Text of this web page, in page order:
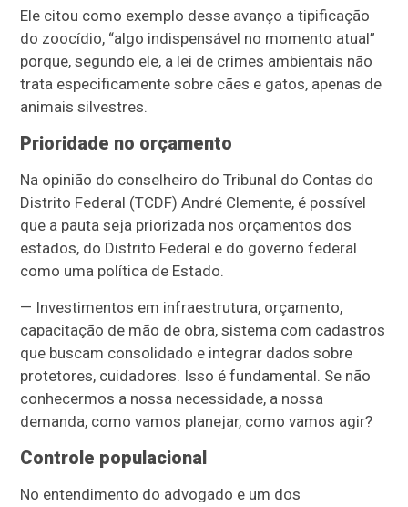
Ele citou como exemplo desse avanço a tipificação
do zoocídio, “algo indispensável no momento atual”
porque, segundo ele, a lei de crimes ambientais não
trata especificamente sobre cães e gatos, apenas de
animais silvestres.
Prioridade no orçamento
Na opinião do conselheiro do Tribunal do Contas do
Distrito Federal (TCDF) André Clemente, é possível
que a pauta seja priorizada nos orçamentos dos
estados, do Distrito Federal e do governo federal
como uma política de Estado.
— Investimentos em infraestrutura, orçamento,
capacitação de mão de obra, sistema com cadastros
que buscam consolidado e integrar dados sobre
protetores, cuidadores. Isso é fundamental. Se não
conhecermos a nossa necessidade, a nossa
demanda, como vamos planejar, como vamos agir?
Controle populacional
No entendimento do advogado e um dos